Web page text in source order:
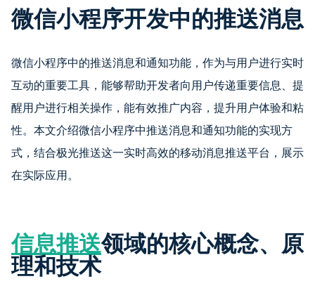
微信小程序开发中的推送消息
微信小程序中的推送消息和通知功能，作为与用户进行实时
互动的重要工具，能够帮助开发者向用户传递重要信息、提
醒用户进行相关操作，能有效推广内容，提升用户体验和粘
性。本文介绍微信小程序中推送消息和通知功能的实现方
式，结合极光推送这一实时高效的移动消息推送平台，展示
在实际应用。
信息推送领域的核心概念、原
理和技术